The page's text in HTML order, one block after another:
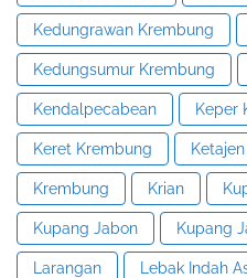
Kedungrawan Krembung
Kedungsumur Krembung
Kendalpecabean Keper
Keret Krembung Ketajen
Krembung Krian
Kupang Jabon Kupang
Larangan Lebak Indah